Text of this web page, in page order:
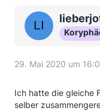
29. Mai 2020 um
Ich hatte die gleiche
selber